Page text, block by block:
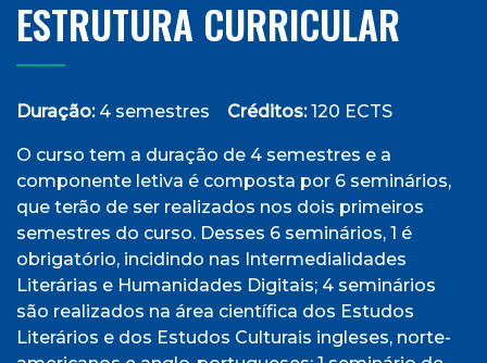
ESTRUTURA CURRICULAR
Duração:4 semestres Créditos:120 ECTS
O curso tem a duração de 4 semestres e a
componente letiva é composta por 6 seminários,
que terão de ser realizados nos dois primeiros
semestres do curso. Desses 6 seminários, 1 é
obrigatório, incidindo nas Intermedialidades
Literárias e Humanidades Digitais; 4 seminários
são realizados na área científica dos Estudos
Literários e dos Estudos Culturais ingleses, norte-